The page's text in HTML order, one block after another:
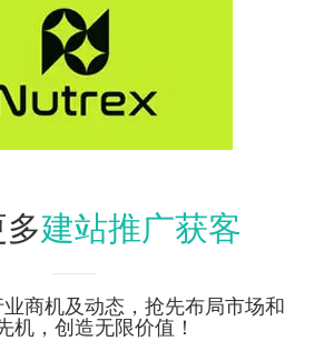
建站推广获客
商机及动态，抢先布局市场和
机，创造无限价值！